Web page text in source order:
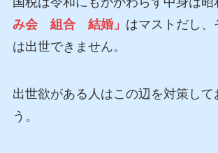
み会 組合 結婚」 はマストだし、
は出世できません。
出世欲がある人はこの辺を対策して
う。